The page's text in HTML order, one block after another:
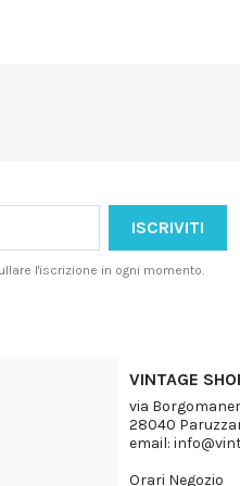
l'iscrizione in ogni momento.
VINTAGE
via
28040
email:
Orari Negozio